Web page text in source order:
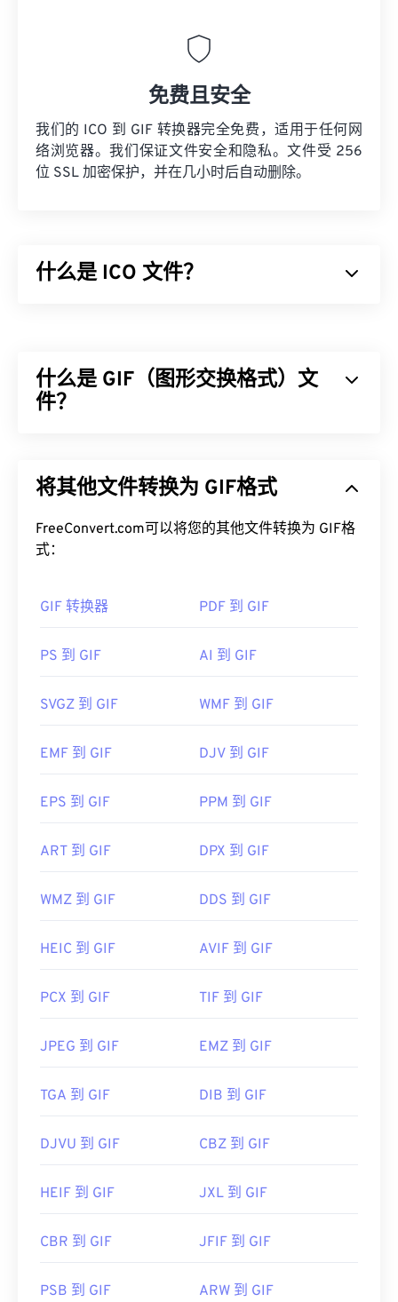
免费且安全
我们的 ICO 到 GIF 转换器完全免费，适用于任何网
络浏览器。我们保证文件安全和隐私。文件受 256
位 SSL 加密保护，并在几小时后自动删除。
什么是 ICO 文件？
的图像，以便 Windows 用户能够将图像与应用程序
关联起来。
使用 WindowsIconMaker打开、编辑和创建 ICO 文
件。CorelDRAW 是一款出色的 ICO文件
和创建程序。要转换 ICO 文件，请考虑使用我们的
在线
一个常用的 ICO 文件处理程序是 GNU 图像处理程序
Paint、Apple Preview IrfanView。
首次发布：1985年11月20日
https://en.wikipedia.org/wiki/ICO_(file_format)
https://www.webdesignerdepot.com/2009/03/
什么是 GIF（图形交换格式）文
件？
缩的BMP文件格式不同，GIF 采用无损压缩
，并支持
社交媒体上的情感回复以及经常在互联网上疯传的表
情包。
如何打开 GIF 文件？
其他图像格式具有明显的优势。此外，GIF 可以在包
这使得它比Adob​​e Flash 更受欢迎。
GIF 几乎可以在所有图像查看器应用程序、网页浏览
请使用Adob​​e Photoshop
等应用程序。在 Windows
Photoshop Elements
、Roxio Creator
件打开 GIF。在 macOS 系统中，可以使用 Adob​​e 图
开发者： CompuServe, Inc.
有用的链接：
https://en.wikipedia.org/wiki/GIF
将其他文件转换为 GIF格式
FreeConvert.com可以将您的其他文件转换为 GIF格
式：
GIF 转换器 PDF 到 GIF
PS 到 GIF AI 到 GIF
SVGZ 到 GIF WMF 到 GIF
EMF 到 GIF DJV 到 GIF
EPS 到 GIF PPM 到 GIF
ART 到 GIF DPX 到 GIF
WMZ 到 GIF DDS 到 GIF
HEIC 到 GIF AVIF 到 GIF
PCX 到 GIF TIF 到 GIF
JPEG 到 GIF EMZ 到 GIF
TGA 到 GIF DIB 到 GIF
DJVU 到 GIF CBZ 到 GIF
HEIF 到 GIF JXL 到 GIF
CBR 到 GIF JFIF 到 GIF
PSB 到 GIF ARW 到 GIF